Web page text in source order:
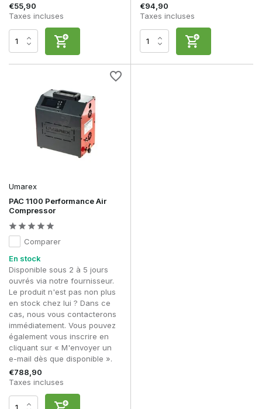
€55,90
Taxes incluses
€94,90
Taxes incluses
Umarex
PAC 1100 Performance Air
Compressor
Comparer
En stock
Disponible sous 2 à 5 jours
ouvrés via notre fournisseur.
Le produit n'est pas non plus
en stock chez lui ? Dans ce
cas, nous vous contacterons
immédiatement. Vous pouvez
également vous inscrire en
cliquant sur « M'envoyer un
e-mail dès que disponible ».
€788,90
Taxes incluses